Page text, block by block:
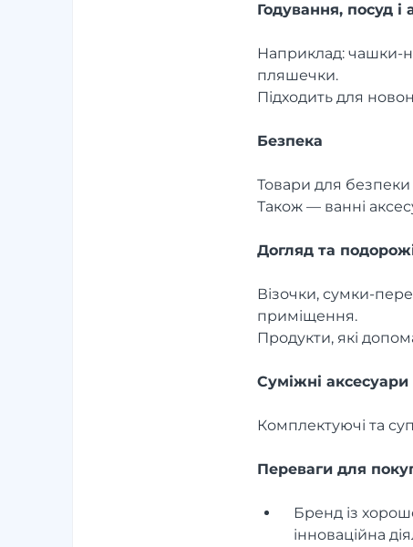
Годування, посуд і
Наприклад: чашки-
пляшечки.
Підходить для
Безпека
Товари для
Також — ванні
Догляд та
Візочки, сумки-
приміщення.
Продукти, які
Суміжні аксесуари
Комплектуючі та
Переваги для
Бренд із
інноваційна